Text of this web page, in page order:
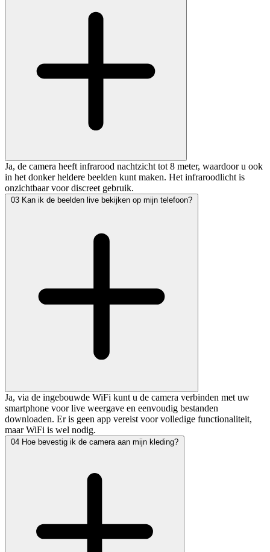
Ja, de camera heeft infrarood nachtzicht tot 8 meter, waardoor u ook
in het donker heldere beelden kunt maken. Het infraroodlicht is
onzichtbaar voor discreet gebruik.
03 Kan ik de beelden live bekijken op mijn telefoon?
Ja, via de ingebouwde WiFi kunt u de camera verbinden met uw
smartphone voor live weergave en eenvoudig bestanden
downloaden. Er is geen app vereist voor volledige functionaliteit,
maar WiFi is wel nodig.
04 Hoe bevestig ik de camera aan mijn kleding?